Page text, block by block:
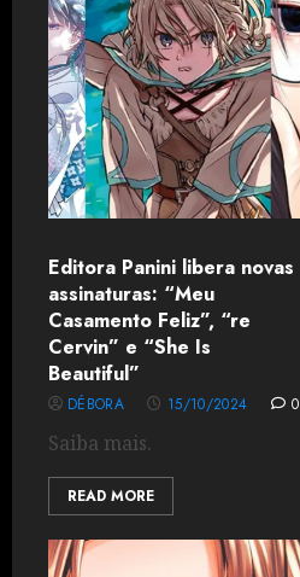
Editora Panini libera novas
assinaturas: “Meu
Casamento Feliz”, “re
Cervin” e “She Is
Beautiful”
DÉBORA 15/10/2024 0
Saiba mais.
READ MORE